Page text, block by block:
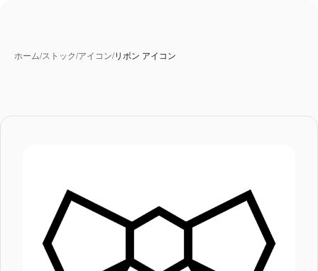
ホーム/ストック/アイコン/リボン アイコン